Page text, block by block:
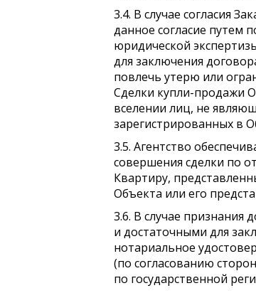
3.4. В случае согласия
данное согласие путем
юридической
для заключения
повлечь утерю или
Сделки купли-продажи
вселении лиц, не
зарегистрированных в
3.5. Агентство
совершения сделки по
Квартиру,
Объекта или его
3.6. В случае
и достаточными для
нотариальное
(по согласованию
по государственной